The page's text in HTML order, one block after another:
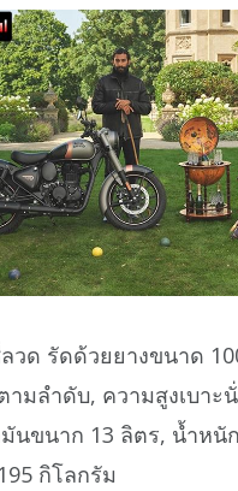
วด รัดด้วยยางขนาด
ามลำดับ, ความสูงเบาะ
มันขนาก 13 ลิตร, น้ำหนั
กิโลกรัม